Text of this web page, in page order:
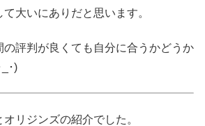
大いにありだと思います。
の評判が良くても自分に合うかどうか
･)
リジンズの紹介でした。